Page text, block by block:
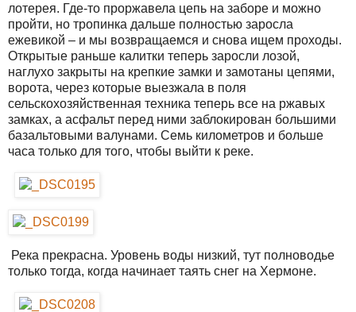
лотерея. Где-то проржавела цепь на заборе и можно
пройти, но тропинка дальше полностью заросла
ежевикой – и мы возвращаемся и снова ищем проходы.
Открытые раньше калитки теперь заросли лозой,
наглухо закрыты на крепкие замки и замотаны цепями,
ворота, через которые выезжала в поля
сельскохозяйственная техника теперь все на ржавых
замках, а асфальт перед ними заблокирован большими
базальтовыми валунами. Семь километров и больше
часа только для того, чтобы выйти к реке.
Река прекрасна. Уровень воды низкий, тут полноводье
только тогда, когда начинает таять снег на Хермоне.